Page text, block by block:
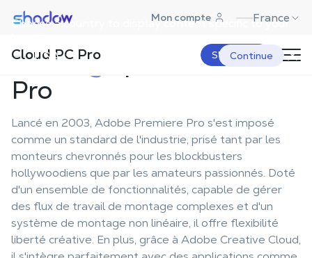
Choose a country to display content specific to your
USA Continue
Shadow.tech Mon compte France
Cloud PC Pro S'abonner
meilleur banc de
montage
pour Premiere
Pro
Lancé en 2003, Adobe Premiere Pro s'est imposé
comme un standard de l'industrie, prisé tant par les
monteurs chevronnés pour les blockbusters
hollywoodiens que par les amateurs passionnés. Doté
d'un ensemble de fonctionnalités, capable de gérer
des flux de travail de montage complexes et d'un
système de montage non linéaire, il offre flexibilité
liberté créative. En plus, grâce à Adobe Creative Cloud,